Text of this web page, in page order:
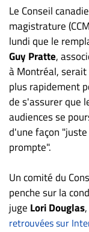
d'emploi
Formation
Continue
Métiers
Scoop?
CABINETS
ET
ENTREPRISES
Espace
entreprises
Page
entreprises
Publier
Le Conseil
magistrature
lundi que le
Guy Pratte,
à Montréal,
plus rapidement
de s'assurer que
audiences se
d'une façon
prompte".
Un comité du
penche sur la
juge Lori Douglas
retrouvées sur